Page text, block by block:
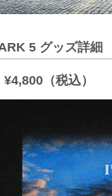
5 グッズ詳細
（税込）